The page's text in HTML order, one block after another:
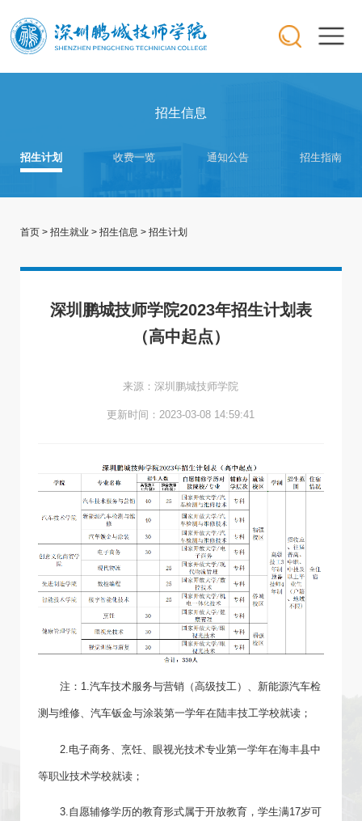
招生信息
招生计划 收费一览 通知公告 招生指南
首页> 招生就业 > 招生信息 > 招生计划
深圳鹏城技师学院2023年招生计划表
（高中起点）
来源：深圳鹏城技师学院
更新时间：2023-03-08 14:59:41
注：1.汽车技术服务与营销（高级技工）、新能源汽车检
测与维修、汽车钣金与涂装第一学年在陆丰技工学校就读；
2.电子商务、烹饪、眼视光技术专业第一学年在海丰县中
等职业技术学校就读；
3.自愿辅修学历的教育形式属于开放教育，学生满17岁可